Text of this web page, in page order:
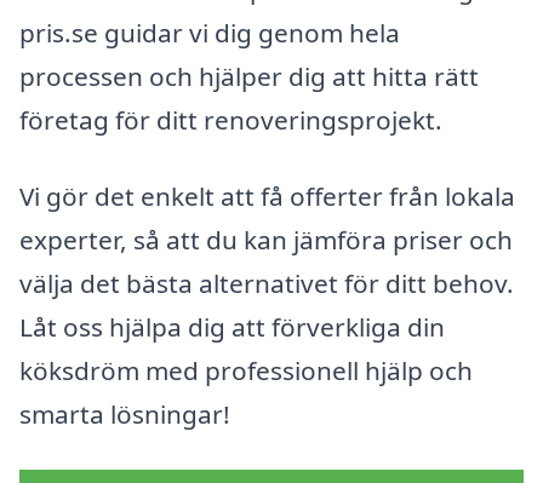
pris.se guidar vi dig genom hela
processen och hjälper dig att hitta rätt
företag för ditt renoveringsprojekt.
Vi gör det enkelt att få offerter från lokala
experter, så att du kan jämföra priser och
välja det bästa alternativet för ditt behov.
Låt oss hjälpa dig att förverkliga din
köksdröm med professionell hjälp och
smarta lösningar!